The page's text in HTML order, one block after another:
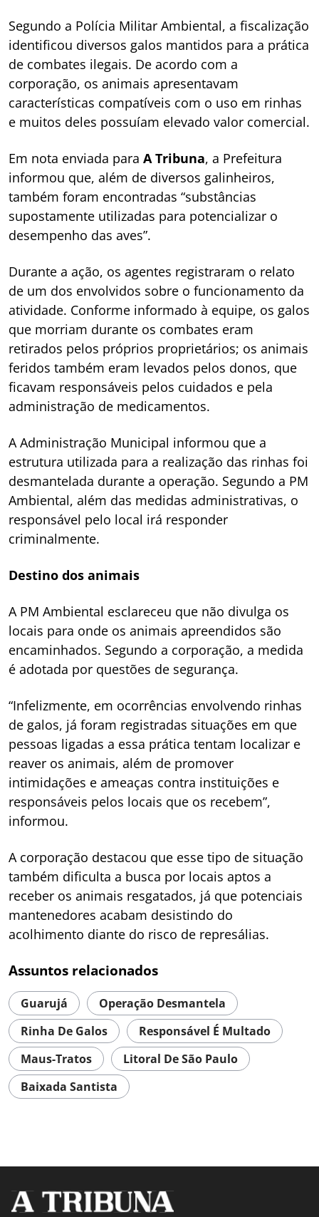
Segundo a Polícia Militar Ambiental, a fiscalização
identificou diversos galos mantidos para a prática
de combates ilegais. De acordo com a
corporação, os animais apresentavam
características compatíveis com o uso em rinhas
e muitos deles possuíam elevado valor comercial.
Em nota enviada para A Tribuna, a Prefeitura
informou que, além de diversos galinheiros,
também foram encontradas “substâncias
supostamente utilizadas para potencializar o
desempenho das aves”.
Durante a ação, os agentes registraram o relato
de um dos envolvidos sobre o funcionamento da
atividade. Conforme informado à equipe, os galos
que morriam durante os combates eram
retirados pelos próprios proprietários; os animais
feridos também eram levados pelos donos, que
ficavam responsáveis pelos cuidados e pela
administração de medicamentos.
A Administração Municipal informou que a
estrutura utilizada para a realização das rinhas foi
desmantelada durante a operação. Segundo a PM
Ambiental, além das medidas administrativas, o
responsável pelo local irá responder
criminalmente.
Destino dos animais
A PM Ambiental esclareceu que não divulga os
locais para onde os animais apreendidos são
encaminhados. Segundo a corporação, a medida
é adotada por questões de segurança.
“Infelizmente, em ocorrências envolvendo rinhas
de galos, já foram registradas situações em que
pessoas ligadas a essa prática tentam localizar e
reaver os animais, além de promover
intimidações e ameaças contra instituições e
responsáveis pelos locais que os recebem”,
informou.
A corporação destacou que esse tipo de situação
também dificulta a busca por locais aptos a
receber os animais resgatados, já que potenciais
mantenedores acabam desistindo do
acolhimento diante do risco de represálias.
Assuntos relacionados
Guarujá
Operação Desmantela
Rinha De Galos
Responsável É Multado
Maus-Tratos
Litoral De São Paulo
Baixada Santista